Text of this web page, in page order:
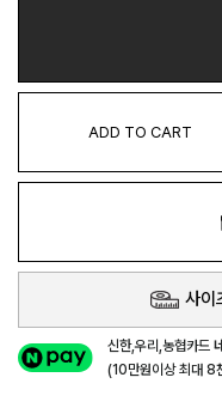
ADD TO CART
사이
신한,우리,농협카드
(10만원이상 최대